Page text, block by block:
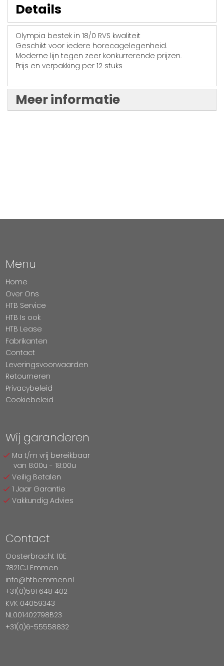
Details
Olympia bestek in 18/0 RVS kwaliteit
Geschikt voor iedere horecagelegenheid.
Moderne lijn tegen zeer konkurrerende prijzen.
Prijs en verpakking per 12 stuks
Meer informatie
Menu
Home
Over Ons
HTB Service
HTB Is ook
HTB Lease
Fabrikanten
Contact
Leveringsvoorwaarden
Retourneren
Privacybeleid
Cookiebeleid
Wij garanderen
Ma t/m vrij bereikbaar
van 8:00u - 18:00u
Veilig Betalen
1 Jaar Garantie
Vakkundig Advies
Contact
Oosterbracht 10E
7821CJ Emmen
info@htbemmen.nl
+31(0)591 648 402
KVK 04059343
NL001402798B23
+31(0)6-55558832